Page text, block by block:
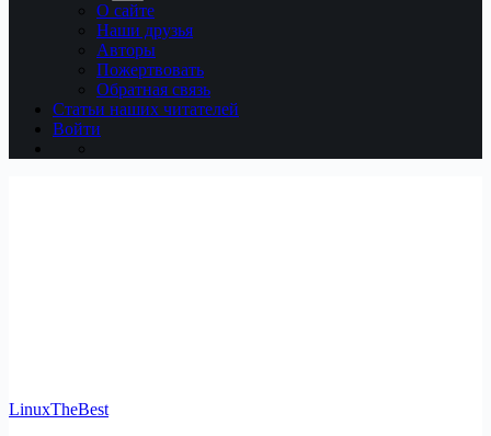
О сайте
Наши друзья
Авторы
Пожертвовать
Обратная связь
Статьи наших читателей
Войти
LinuxTheBest